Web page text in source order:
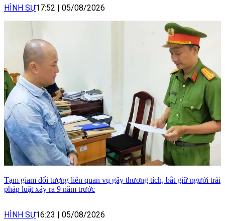
HÌNH SỰ17:52 05/08/2026
Tạm giam đối tượng liên quan vụ gây thương tích, bắt giữ người trái
pháp luật xảy ra 9 năm trước
HÌNH SỰ16:23 05/08/2026